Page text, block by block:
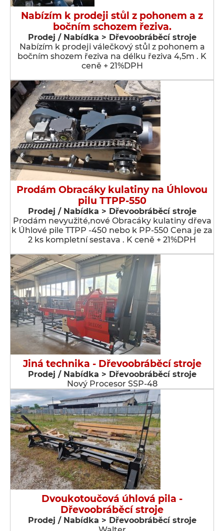
Nabízím k prodeji stůl z pohonem a z
bočním schozem řeziva.
Prodej / Nabídka > Dřevoobráběcí stroje
Nabízím k prodeji válečkový stůl z pohonem a
bočním shozem řeziva na délku řeziva 4,5m . K
ceně + 21%DPH
Prodám Obracáky kulatiny na Úhlovou
pilu TTPP-550
Prodej / Nabídka > Dřevoobráběcí stroje
Prodám nevyužité,nové Obracáky kulatiny dřeva
k Úhlové pile TTPP -450 nebo k PP-550 Cena je za
2 ks kompletní sestava . K ceně + 21%DPH
Jiná technika - Dřevoobráběcí stroje
Prodej / Nabídka > Dřevoobráběcí stroje
Nový Procesor SSP-48
Dvoukotoučová úhlová pila -
Dřevoobráběcí stroje
Prodej / Nabídka > Dřevoobráběcí stroje